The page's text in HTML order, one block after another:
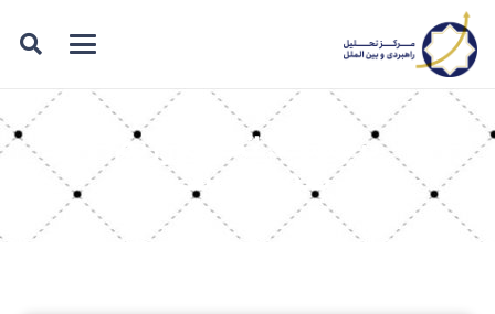
برچسب: تحریم رژیم
صهیونیستی